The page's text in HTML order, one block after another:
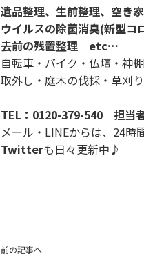
遺品整理、生前整理、空き
ウイルスの除菌消臭(新型コ
去前の残置整理 etc…
自転車・バイク・仏壇・神
取外し・庭木の伐採・草刈
TEL： 0120-379-540 担当
メール・LINEからは、24時
Twitterも日々更新中♪
前の記事へ